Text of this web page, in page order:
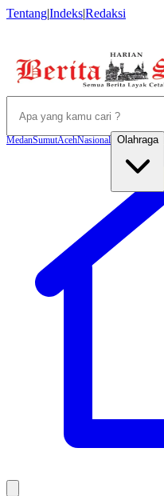
Tentang|Indeks|Redaksi
MedanSumutAcehNasional Olahraga